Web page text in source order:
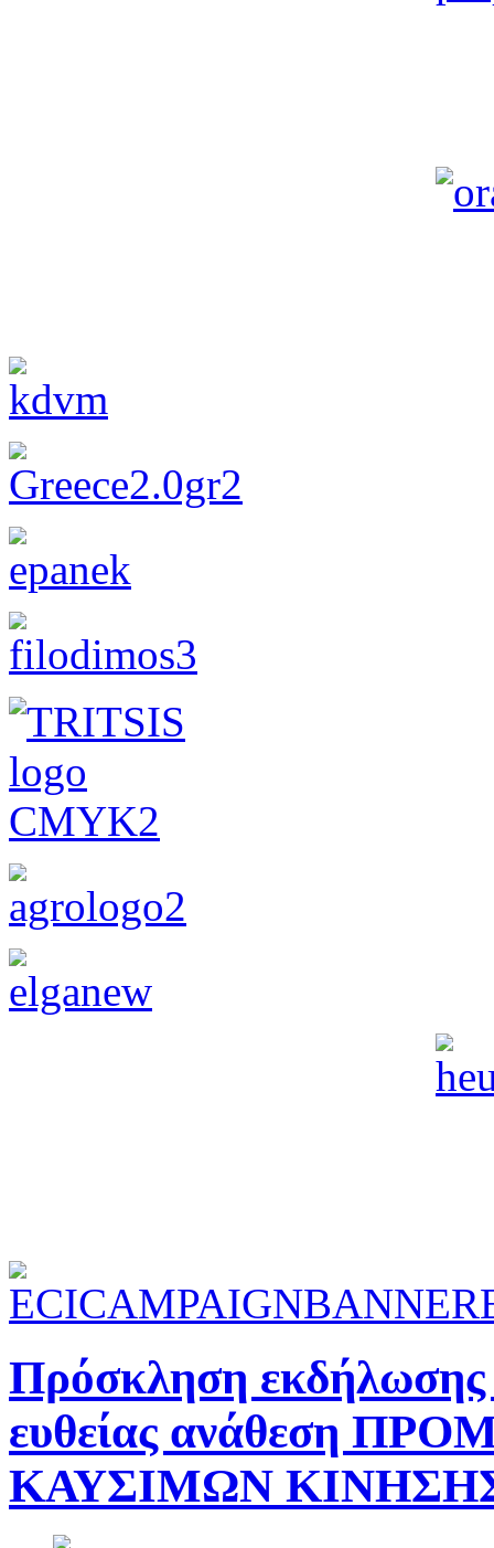
Πρόσκληση εκδήλωσης
ευθείας ανάθεση
ΚΑΥΣΙΜΩΝ